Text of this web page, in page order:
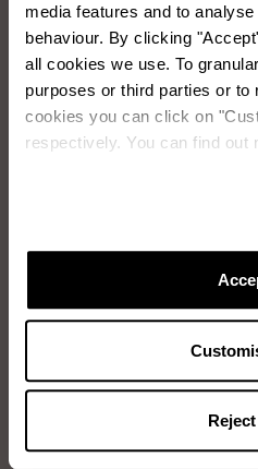
media features and to
behaviour. By clicking
all cookies we use. To
purposes or third parties or to
cookies you can click on
respectively. You can find out
Comment prendre
Aquazzura.
NETTOYAGE DU SATIN
Frotter doucement l’éponge sur les
Immerger l’éponge dans l’eau
Enlever les taches en utilisant
Sécher la chaussure avec le